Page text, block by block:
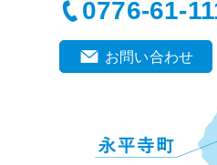
0776-61-
お問い合わせ